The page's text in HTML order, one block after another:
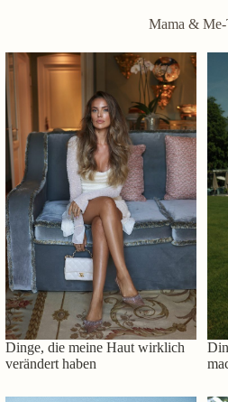
Mama &
Dinge, die meine Haut wirklich
verändert haben